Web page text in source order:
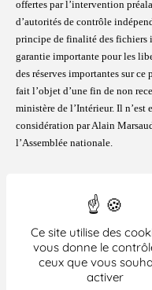
Ce site utilise des
vous donne le
ceux que vous
activer
offertes par l’intervention
d’autorités de contrôle
principe de finalité des fichiers
garantie importante pour les
des réserves importantes sur ce
fait l’objet d’une fin de non
ministère de l’Intérieur. Il n’est
considération par Alain
l’Assemblée nationale.
On assiste ainsi une nouvelle
disproportionnés par
qu’à des détournements de
dévoiement de la
notion